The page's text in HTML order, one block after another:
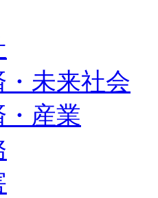
未来社会
産業